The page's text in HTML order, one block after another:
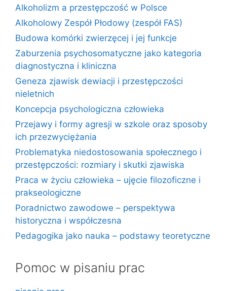
Alkoholizm a przestępczość w Polsce
Alkoholowy Zespół Płodowy (zespół FAS)
Budowa komórki zwierzęcej i jej funkcje
Zaburzenia psychosomatyczne jako kategoria
diagnostyczna i kliniczna
Geneza zjawisk dewiacji i przestępczości
nieletnich
Koncepcja psychologiczna człowieka
Przejawy i formy agresji w szkole oraz sposoby
ich przezwyciężania
Problematyka niedostosowania społecznego i
przestępczości: rozmiary i skutki zjawiska
Praca w życiu człowieka – ujęcie filozoficzne i
prakseologiczne
Poradnictwo zawodowe – perspektywa
historyczna i współczesna
Pedagogika jako nauka – podstawy teoretyczne
Pomoc w pisaniu prac